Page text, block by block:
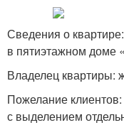
Сведения о
в пятиэтажном доме
Владелец квартиры:
Пожелание
с выделением